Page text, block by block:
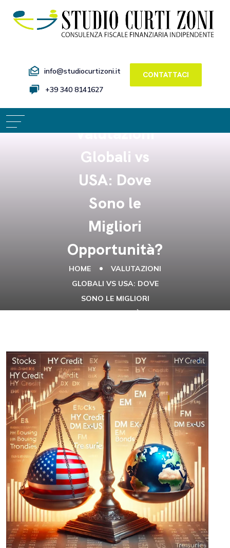
info@studiocurtizoni.it
+39 340 8141627
CONTATTACI
Valutazioni
Globali vs
USA: Dove
Sono le
Migliori
Opportunità?
HOME
VALUTAZIONI
GLOBALI VS USA: DOVE
SONO LE MIGLIORI
OPPORTUNITÀ?